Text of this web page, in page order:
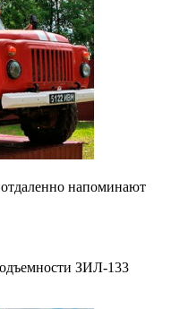
напоминают
ЗИЛ-133